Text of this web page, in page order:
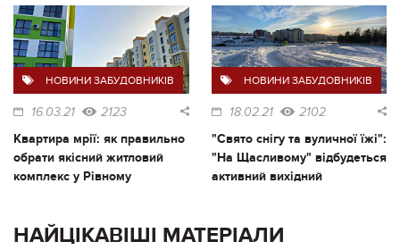
НОВИНИ ЗАБУДОВНИКІВ
16.03.21 2123
Квартира мрії: як правильно
обрати якісний житловий
комплекс у Рівному
НОВИНИ ЗАБУДОВНИКІВ
18.02.21 2102
"Свято снігу та вуличної їжі":
"На Щасливому" відбудеться
активний вихідний
НАЙЦІКАВІШІ МАТЕРІАЛИ